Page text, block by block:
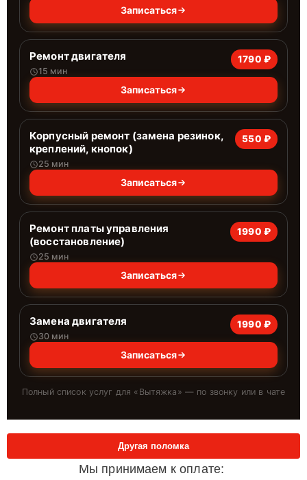
Записаться
Ремонт двигателя
15 мин
1790 ₽
Записаться
Корпусный ремонт (замена резинок,
креплений, кнопок)
25 мин
550 ₽
Записаться
Ремонт платы управления
(восстановление)
25 мин
1990 ₽
Записаться
Замена двигателя
30 мин
1990 ₽
Записаться
Полный список услуг для « Вытяжка » — по звонку или в чате
Мы принимаем к оплате:
Другая поломка